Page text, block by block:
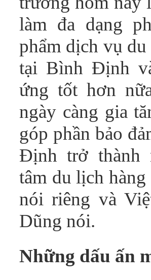
làm đa dạng
phẩm dịch vụ
tại Bình Định
ứng tốt hơn
ngày càng gia
góp phần bảo
Định trở thành
tâm du lịch
nói riêng và
Dũng nói.
Những dấu ấn